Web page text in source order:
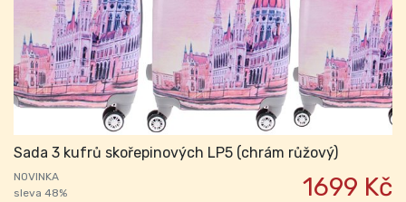
Sada 3 kufrů skořepinových LP5 (chrám růžový)
NOVINKA
sleva 48%
1699 Kč